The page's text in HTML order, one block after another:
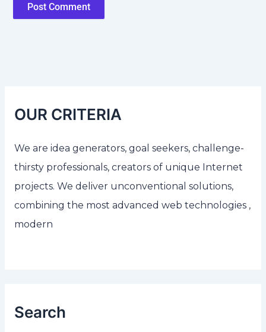
OUR CRITERIA
We are idea generators, goal seekers, challenge-
thirsty professionals, creators of unique Internet
projects. We deliver unconventional solutions,
combining the most advanced web technologies ,
modern
Search